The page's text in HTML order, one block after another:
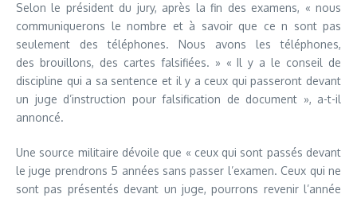
Selon le président du jury, après la fin des examens, « nous
communiquerons le nombre et à savoir que ce n sont pas
seulement des téléphones. Nous avons les téléphones,
des brouillons, des cartes falsifiées. » « Il y a le conseil de
discipline qui a sa sentence et il y a ceux qui passeront devant
un juge d’instruction pour falsification de document », a-t-il
annoncé.
Une source militaire dévoile que « ceux qui sont passés devant
le juge prendrons 5 années sans passer l’examen. Ceux qui ne
sont pas présentés devant un juge, pourrons revenir l’année